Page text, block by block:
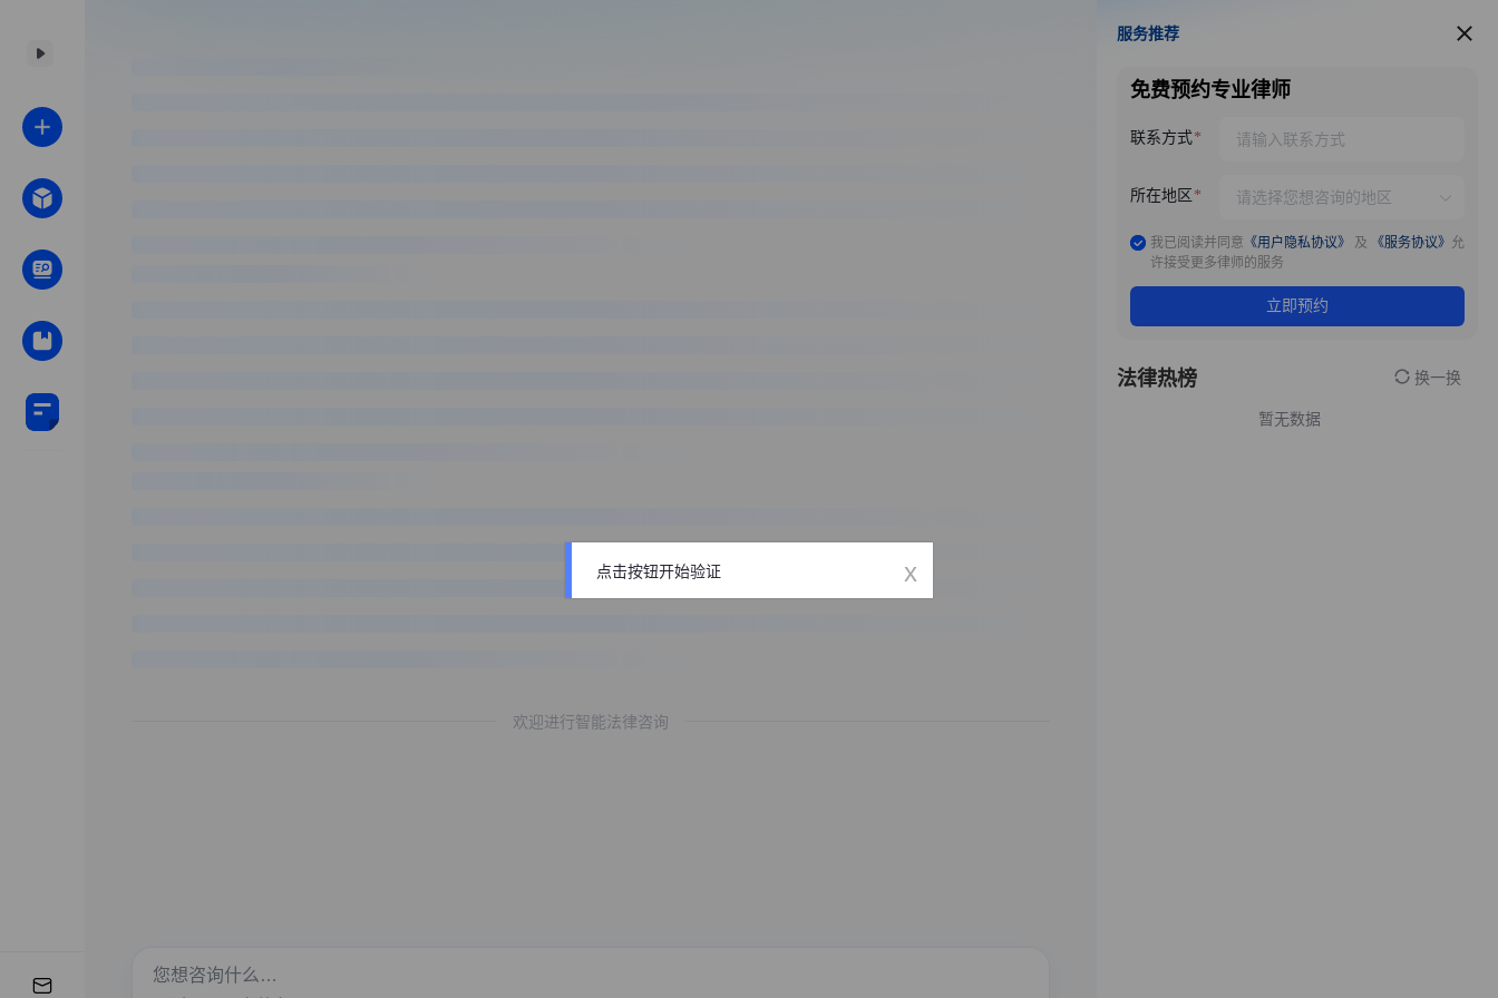
欢迎进行智能法律咨询
服务推荐
服务推荐
免费预约专业律师
联系方式
所在地区
我已阅读并同意 《用户隐私协议》 及 《服务协议》 允
许接受更多律师的服务
立即预约
法律热榜 换一换
暂无数据
点击按钮开始验证 x